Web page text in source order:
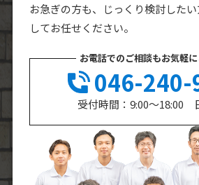
お急ぎの方も、じっくり検討した
してお任せください。
お電話でのご相談もお気軽に
046-240-
受付時間：9:00～18:00